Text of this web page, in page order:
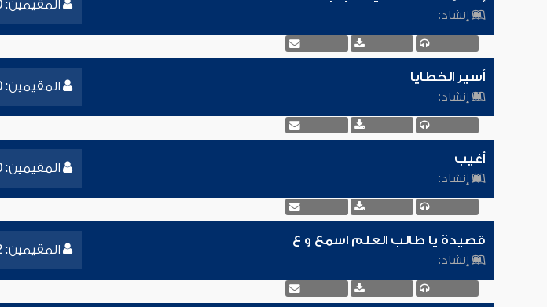
المقيمين: 0
إنشاد:
المقيمين: 0
أسير الخطايا
إنشاد:
المقيمين: 0
أغيب
إنشاد:
المقيمين: 2
قصيدة يا طالب العلم اسمع و ع
إنشاد: